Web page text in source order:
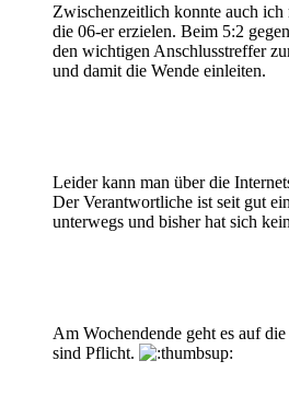
Zwischenzeitlich konnte auch ich
die 06-er erzielen. Beim 5:2
den wichtigen Anschlusstreffer
und damit die Wende einleiten.
Leider kann man über die
Der Verantwortliche ist seit gut
unterwegs und bisher hat sich
Am Wochendende geht es auf
sind Pflicht.